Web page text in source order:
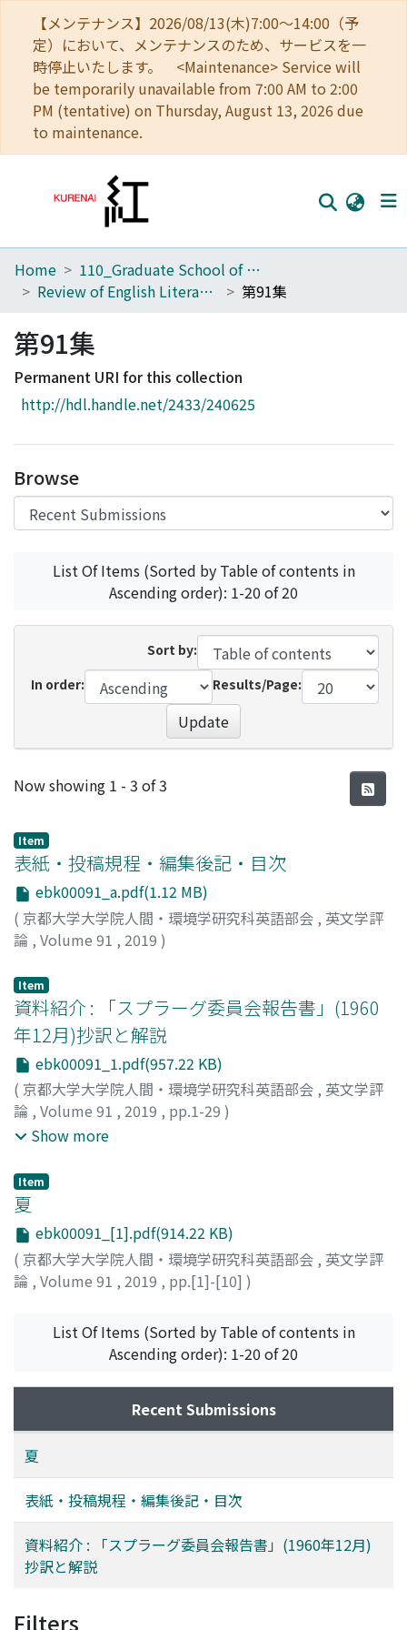
【メンテナンス】2026/08/13(木)7:00～14:00（予
定）において、メンテナンスのため、サービスを一
時停止いたします。 <Maintenance> Service will
be temporarily unavailable from 7:00 AM to 2:00
PM (tentative) on Thursday, August 13, 2026 due
to maintenance.
Home
Browse
Download Ranking
Access Statistics
Home
110_Graduate School of Human and Environmental Studies
Review of English Literature
第91集
第91集
Permanent URI for this collection
http://hdl.handle.net/2433/240625
Browse
List Of Items (Sorted by Table of contents in
Ascending order): 1-20 of 20
Sort by:
In order:
Results/Page:
Update
Recent Submissions
Now showing 1 - 3 of 3
Item
表紙・投稿規程・編集後記・目次
ebk00091_a.pdf(1.12 MB)
( 京都大学大学院人間・環境学研究科英語部会 , 英文学評
論 , Volume 91 , 2019 )
Item
資料紹介 : 「スプラーグ委員会報告書」(1960
年12月)抄訳と解説
ebk00091_1.pdf(957.22 KB)
( 京都大学大学院人間・環境学研究科英語部会 , 英文学評
論 , Volume 91 , 2019 , pp.1-29 )
土屋, 由香;奥田, 俊介
ダ, シュンスケ
Show more
Item
夏
ebk00091_[1].pdf(914.22 KB)
( 京都大学大学院人間・環境学研究科英語部会 , 英文学評
論 , Volume 91 , 2019 , pp.[1]-[10] )
Wharton, Edith
ミズノ, ナオユキ ; ウォートン, イーディス
List Of Items (Sorted by Table of contents in
Ascending order): 1-20 of 20
Recent Submissions
夏
表紙・投稿規程・編集後記・目次
資料紹介 : 「スプラーグ委員会報告書」(1960年12月)
抄訳と解説
Filters